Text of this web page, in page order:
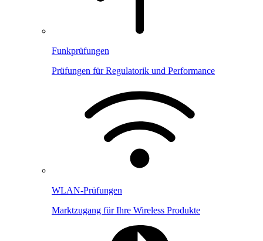
Funkprüfungen
Prüfungen für Regulatorik und Performance
WLAN-Prüfungen
Marktzugang für Ihre Wireless Produkte